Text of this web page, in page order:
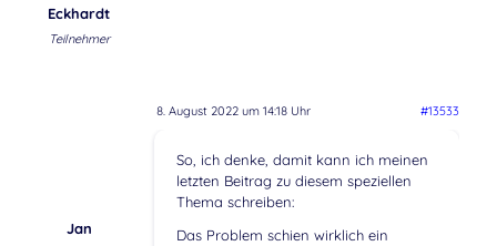
Eckhardt
Teilnehmer
8. August 2022 um 14:18 Uhr #13533
Jan
So, ich denke, damit kann ich meinen
letzten Beitrag zu diesem speziellen
Thema schreiben:
Das Problem schien wirklich ein